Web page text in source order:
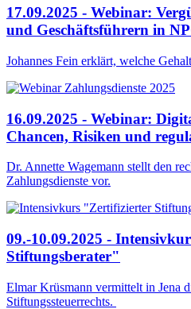
17.09.2025 - Webinar:
und Geschäftsführern in
Johannes Fein erklärt, welche
16.09.2025 - Webinar:
Chancen, Risiken und
Dr. Annette Wagemann stellt den
Zahlungsdienste vor.
09.-10.09.2025 -
Stiftungsberater"
Elmar Krüsmann vermittelt in Jena
Stiftungssteuerrechts.